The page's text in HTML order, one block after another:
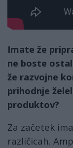
Imate že
ne boste
že razvojne
prihodnje
produktov?
Za začetek
različicah.